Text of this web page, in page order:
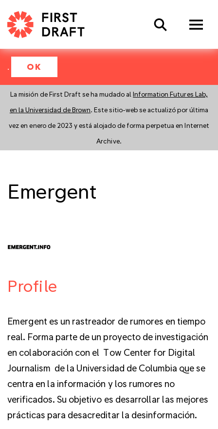
. OK
La misión de First Draft se ha mudado alInformation Futures Lab,
en la Universidad de Brown. Este sitio-web se actualizó por última
vez en enero de 2023 y está alojado de forma perpetua en Internet
Archive.
Search
Emergent
Profile
Emergent es un rastreador de rumores en tiempo
real. Forma parte de un proyecto de investigación
en colaboración con el Tow Center for Digital
Journalism de la Universidad de Columbia que se
centra en la información y los rumores no
verificados. Su objetivo es desarrollar las mejores
prácticas para desacreditar la desinformación.